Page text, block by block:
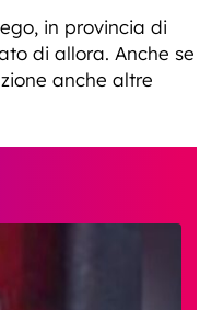
in provincia di
di allora. Anche se
anche altre